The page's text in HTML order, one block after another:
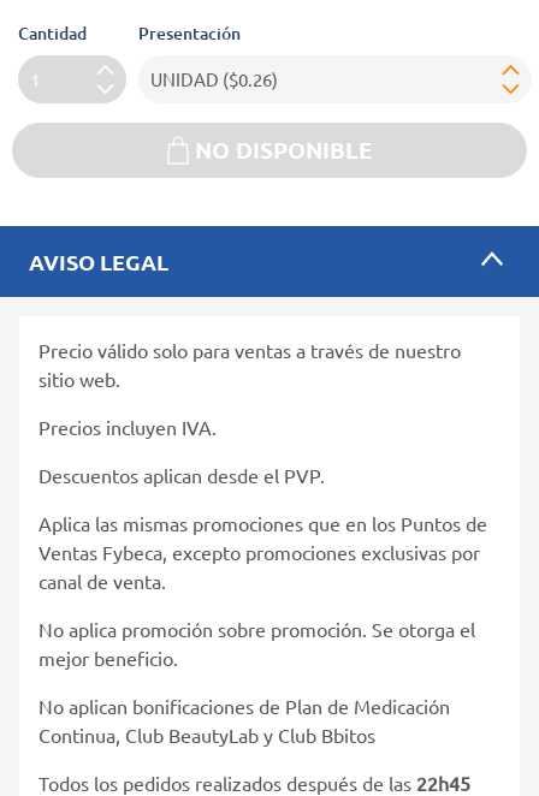
Cantidad Presentación
NO DISPONIBLE
AVISO LEGAL
Precio válido solo para ventas a través de nuestro
sitio web.
Precios incluyen IVA.
Descuentos aplican desde el PVP.
Aplica las mismas promociones que en los Puntos de
Ventas Fybeca, excepto promociones exclusivas por
canal de venta.
No aplica promoción sobre promoción. Se otorga el
mejor beneficio.
No aplican bonificaciones de Plan de Medicación
Continua, Club BeautyLab y Club Bbitos
Todos los pedidos realizados después de las 22h45